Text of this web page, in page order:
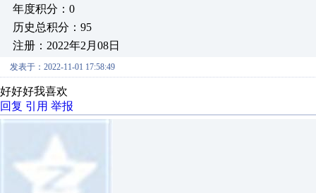
年度积分：0
历史总积分：95
注册：2022年2月08日
发表于：2022-11-01 17:58:49
好好好我喜欢
回复 引用 举报